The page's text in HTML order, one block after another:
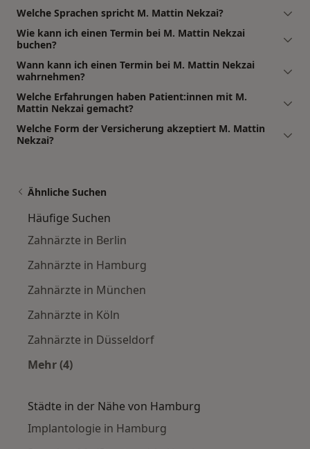
Welche Sprachen spricht M. Mattin Nekzai?
Wie kann ich einen Termin bei M. Mattin Nekzai
buchen?
Wann kann ich einen Termin bei M. Mattin Nekzai
wahrnehmen?
Welche Erfahrungen haben Patient:innen mit M.
Mattin Nekzai gemacht?
Welche Form der Versicherung akzeptiert M. Mattin
Nekzai?
Ähnliche Suchen
Häufige Suchen
Zahnärzte in Berlin
Zahnärzte in Hamburg
Zahnärzte in München
Zahnärzte in Köln
Zahnärzte in Düsseldorf
Mehr (4)
Städte in der Nähe von Hamburg
Implantologie in Hamburg